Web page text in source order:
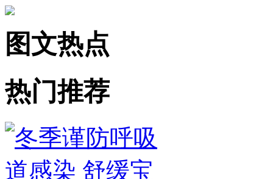
图文热点
热门推荐